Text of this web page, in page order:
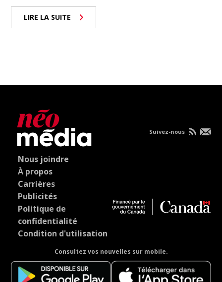
LIRE LA SUITE
Nous joindre
À propos
Carrières
Publicités
Politique de
confidentialité
Condition d'utilisation
Consultez vos nouvelles sur mobile.
Suivez-nous